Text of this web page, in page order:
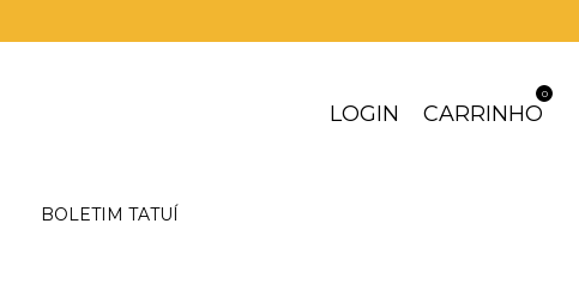
LOGIN CARRINHO
0
BOLETIM TATUÍ